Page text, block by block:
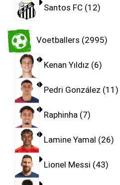
Santos FC 12
Voetballers 2995
Kenan Yıldız 6
Pedri González 11
Raphinha 7
Lamine Yamal 26
Lionel Messi 43